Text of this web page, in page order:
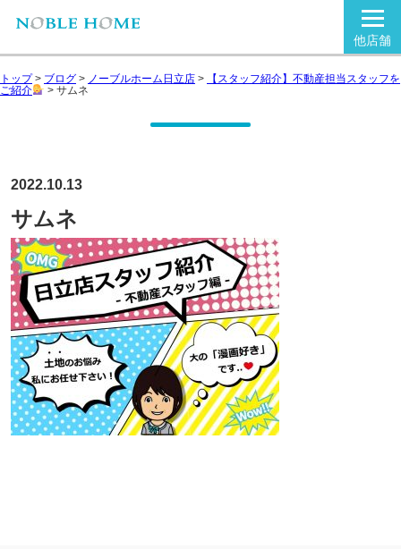
他店舗
トップ> ブログ > ノーブルホーム日立店 >
【スタッフ紹介】不動産担当スタッフを
ご紹介
> サムネ
2022.10.13
サムネ